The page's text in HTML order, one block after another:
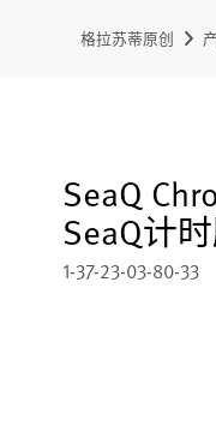
格拉苏蒂原创
SeaQ
SeaQ计
1-37-23-03-80-33